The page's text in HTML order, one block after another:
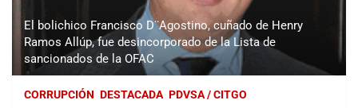
El bolichico Francisco D¨Agostino, cuñado de Henry
Ramos Allúp, fue desincorporado de la Lista de
sancionados de la OFAC
CORRUPCIÓN DESTACADA PDVSA / CITGO